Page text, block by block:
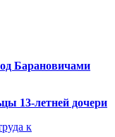
Барановичами
13-летней дочери
к